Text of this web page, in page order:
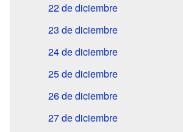
22 de diciembre
23 de diciembre
24 de diciembre
25 de diciembre
26 de diciembre
27 de diciembre